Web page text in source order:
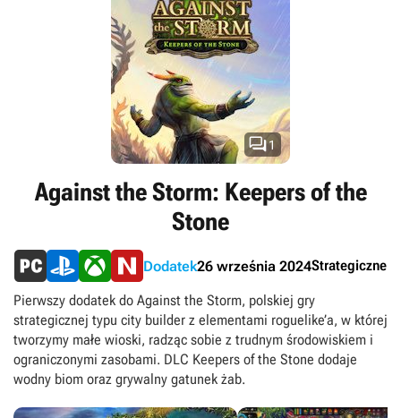
1
Against the Storm: Keepers of the
Stone
Dodatek26 września 2024Strategiczne
Pierwszy dodatek do Against the Storm, polskiej gry
strategicznej typu city builder z elementami roguelike’a, w której
tworzymy małe wioski, radząc sobie z trudnym środowiskiem i
ograniczonymi zasobami. DLC Keepers of the Stone dodaje
wodny biom oraz grywalny gatunek żab.